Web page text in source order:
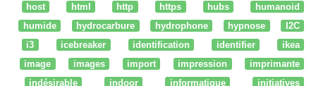
host
html http https hubs
humanoid
humide
hydrocarbure hydrophone hypnose
I2C
i3
icebreaker identification identifier
ikea
image
images import impression
imprimante
indésirable
indoor informatique initiatives